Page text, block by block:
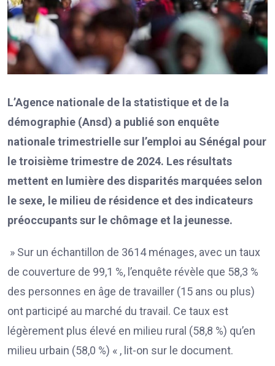
L’Agence nationale de la statistique et de la
démographie (Ansd) a publié son enquête
nationale trimestrielle sur l’emploi au Sénégal pour
le troisième trimestre de 2024. Les résultats
mettent en lumière des disparités marquées selon
le sexe, le milieu de résidence et des indicateurs
préoccupants sur le chômage et la jeunesse.
» Sur un échantillon de 3614 ménages, avec un taux
de couverture de 99,1 %, l’enquête révèle que 58,3 %
des personnes en âge de travailler (15 ans ou plus)
ont participé au marché du travail. Ce taux est
légèrement plus élevé en milieu rural (58,8 %) qu’en
milieu urbain (58,0 %) « , lit-on sur le document.